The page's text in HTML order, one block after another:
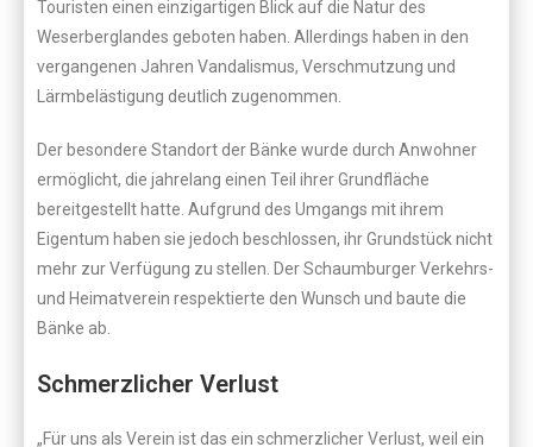
Touristen einen einzigartigen Blick auf die Natur des
Weserberglandes geboten haben. Allerdings haben in den
vergangenen Jahren Vandalismus, Verschmutzung und
Lärmbelästigung deutlich zugenommen.
Der besondere Standort der Bänke wurde durch Anwohner
ermöglicht, die jahrelang einen Teil ihrer Grundfläche
bereitgestellt hatte. Aufgrund des Umgangs mit ihrem
Eigentum haben sie jedoch beschlossen, ihr Grundstück nicht
mehr zur Verfügung zu stellen. Der Schaumburger Verkehrs-
und Heimatverein respektierte den Wunsch und baute die
Bänke ab.
Schmerzlicher Verlust
„Für uns als Verein ist das ein schmerzlicher Verlust, weil ein